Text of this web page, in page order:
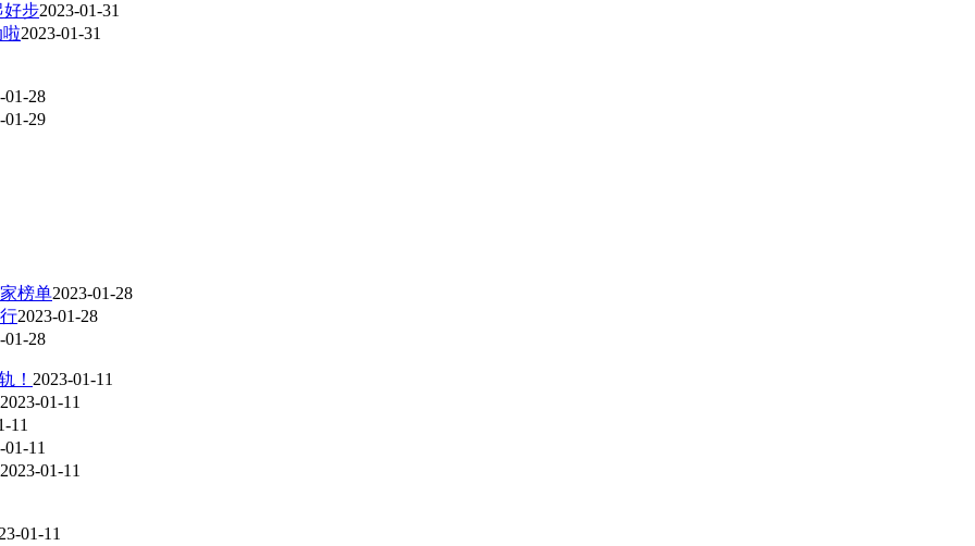
好步2023-01-31
2023-01-31
01-28
01-29
榜单2023-01-28
2023-01-28
01-28
！ 2023-01-11
2023-01-11
11
01-11
2023-01-11
01-11